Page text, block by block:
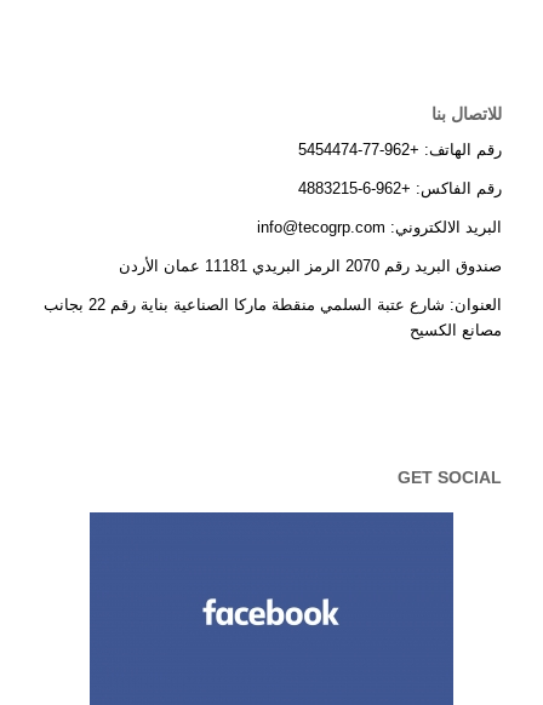
للاتصال بنا
رقم الهاتف: +962-77-5454474
رقم الفاكس: +962-6-4883215
البريد الالكتروني: info@tecogrp.com
صندوق البريد رقم 2070 الرمز البريدي 11181 عمان الأردن
العنوان: شارع عتبة السلمي منقطة ماركا الصناعية بناية رقم 22 بجانب
مصانع الكسيح
GET SOCIAL